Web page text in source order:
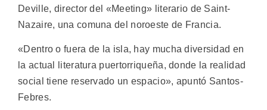
Deville, director del «Meeting» literario de Saint-
Nazaire, una comuna del noroeste de Francia.
«Dentro o fuera de la isla, hay mucha diversidad en
la actual literatura puertorriqueña, donde la realidad
social tiene reservado un espacio», apuntó Santos-
Febres.